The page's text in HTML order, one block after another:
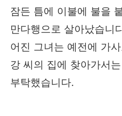
잠든 틈에 이불에 불을
만다행으로 살아났습니
어진 그녀는 예전에 가
강 씨의 집에 찾아가서
부탁했습니다.